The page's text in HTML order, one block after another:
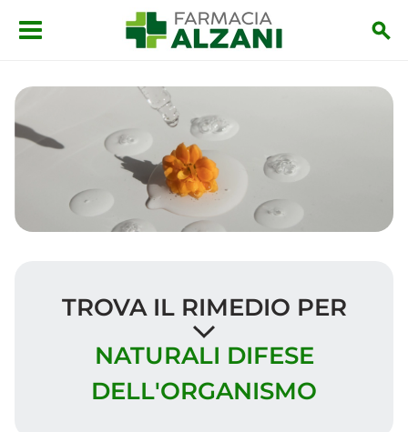
Salta al contenuto principale
TROVA IL RIMEDIO PER
NATURALI DIFESE
DELL'ORGANISMO